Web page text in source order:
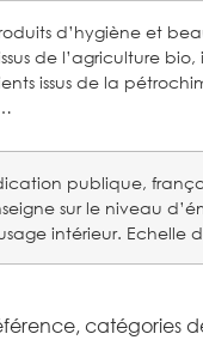
d’hygiène et
de l’agriculture
issus de la
publique,
sur le niveau
intérieur. Echelle
catégories